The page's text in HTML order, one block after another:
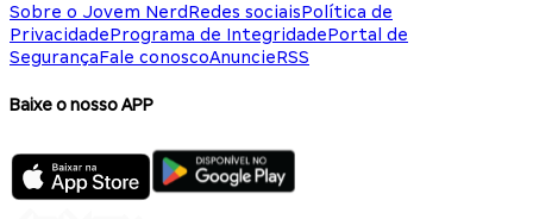
Sobre o Jovem NerdRedes sociaisPolítica de
PrivacidadePrograma de IntegridadePortal de
SegurançaFale conoscoAnuncieRSS
Baixe o nosso APP